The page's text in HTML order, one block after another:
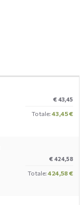
€ 43,45
Totale: 43,45 €
€ 424,58
Totale: 424,58 €